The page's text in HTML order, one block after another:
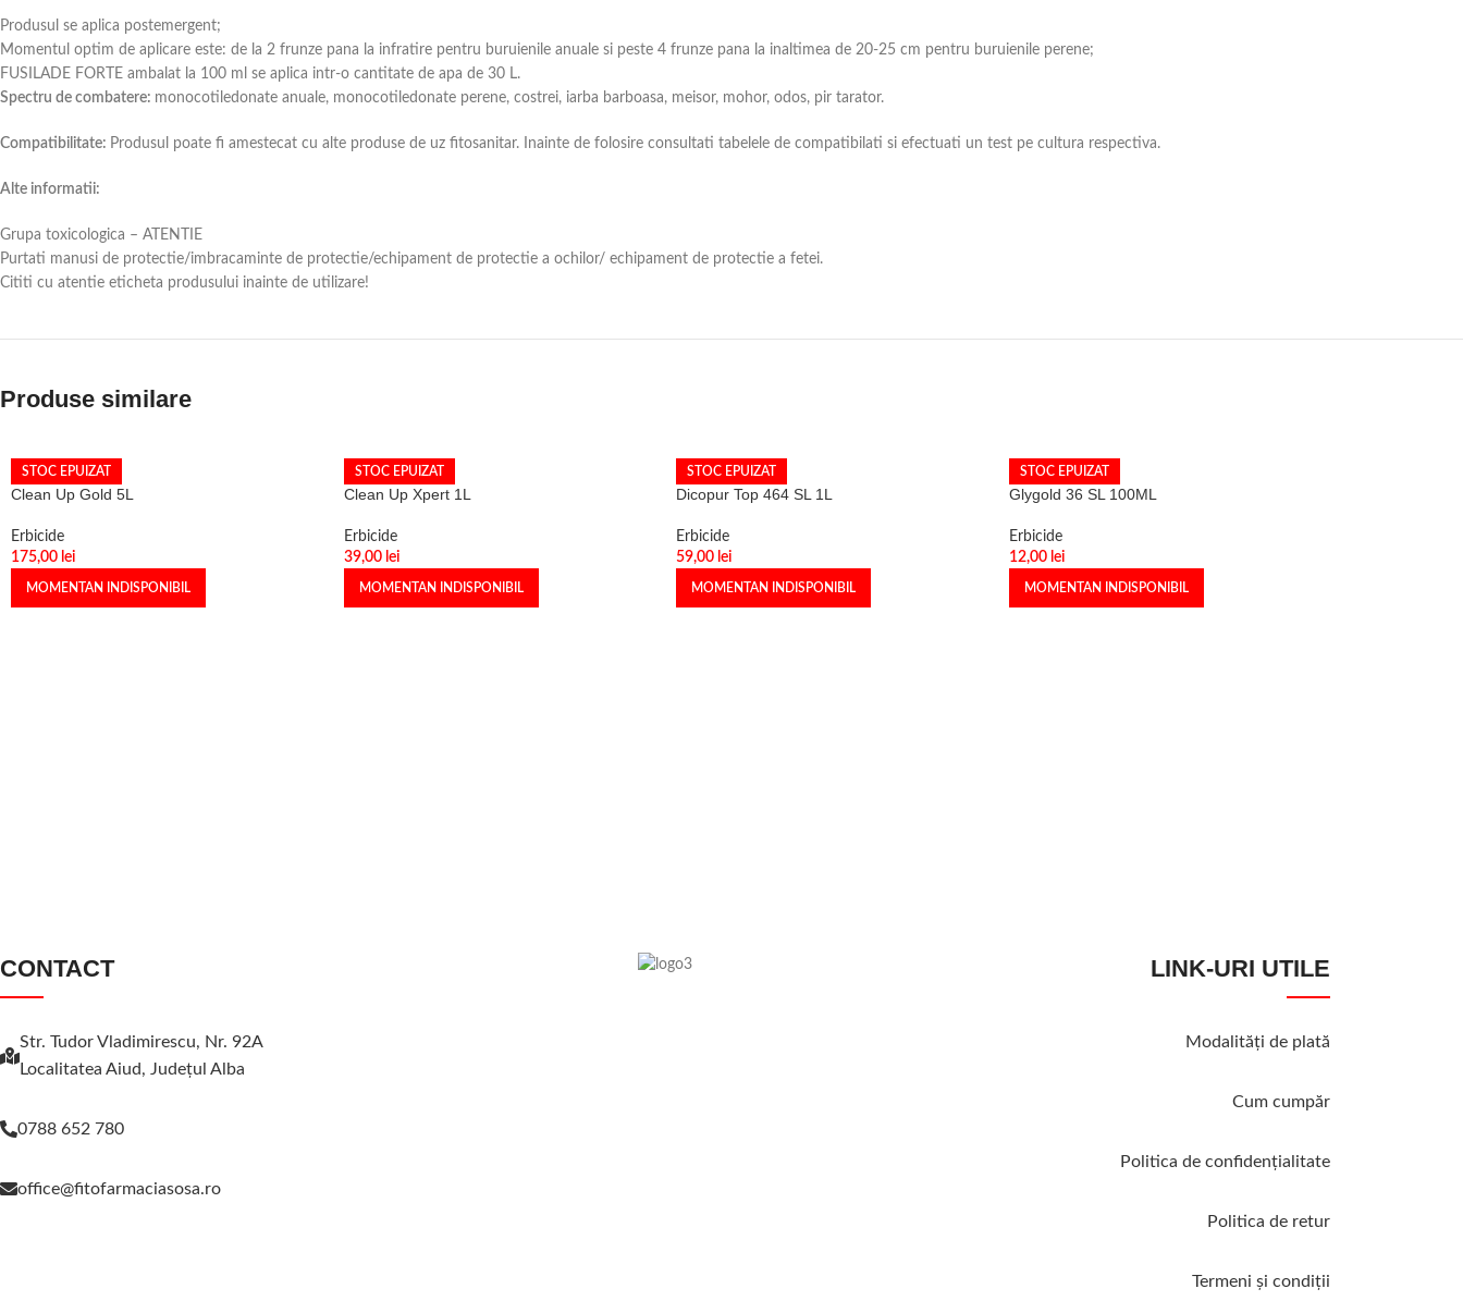
Produsul se aplica postemergent;
Momentul optim de aplicare este: de la 2 frunze pana la infratire pentru buruienile anuale si peste 4 frunze pana la inaltimea de 20-25 cm pentru buruienile perene;
FUSILADE FORTE ambalat la 100 ml se aplica intr-o cantitate de apa de 30 L.
Spectru de combatere: monocotiledonate anuale, monocotiledonate perene, costrei, iarba barboasa, meisor, mohor, odos, pir tarator.
Compatibilitate: Produsul poate fi amestecat cu alte produse de uz fitosanitar. Inainte de folosire consultati tabelele de compatibilati si efectuati un test pe cultura respectiva.
Alte informatii:
Grupa toxicologica – ATENTIE
Purtati manusi de protectie/imbracaminte de protectie/echipament de protectie a ochilor/ echipament de protectie a fetei.
Cititi cu atentie eticheta produsului inainte de utilizare!
Produse similare
STOC EPUIZAT
Clean Up Gold 5L
Erbicide
175,00 lei
MOMENTAN INDISPONIBIL
STOC EPUIZAT
Clean Up Xpert 1L
Erbicide
39,00 lei
MOMENTAN INDISPONIBIL
STOC EPUIZAT
Dicopur Top 464 SL 1L
Erbicide
59,00 lei
MOMENTAN INDISPONIBIL
STOC EPUIZAT
Glygold 36 SL 100ML
Erbicide
12,00 lei
MOMENTAN INDISPONIBIL
CONTACT
Str. Tudor Vladimirescu, Nr. 92A
Localitatea Aiud, Judeţul Alba
0788 652 780
office@fitofarmaciasosa.ro
LINK-URI UTILE
Modalităţi de plată
Cum cumpăr
Politica de confidenţialitate
Politica de retur
Termeni şi condiţii